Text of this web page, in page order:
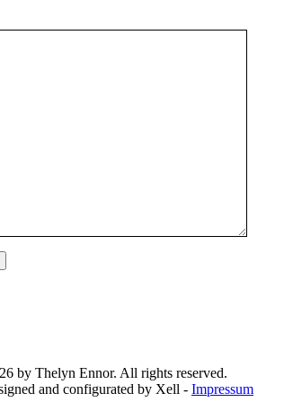
by Thelyn Ennor. All rights reserved.
and configurated by Xell - Impressum